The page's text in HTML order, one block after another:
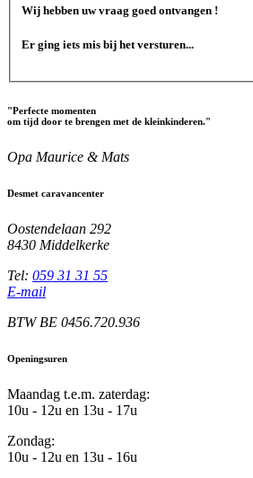
Wij hebben uw vraag goed ontvangen !
Er ging iets mis bij het versturen...
"Perfecte momenten
om tijd door te brengen met de kleinkinderen."
Opa Maurice & Mats
Desmet caravancenter
Oostendelaan 292
8430 Middelkerke
Tel: 059 31 31 55
E-mail
BTW BE 0456.720.936
Openingsuren
Maandag t.e.m. zaterdag:
10u - 12u en 13u - 17u
Zondag:
10u - 12u en 13u - 16u